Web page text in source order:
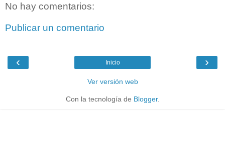
No hay comentarios:
Publicar un comentario
‹ ›
Inicio
Ver versión web
Con la tecnología de Blogger.